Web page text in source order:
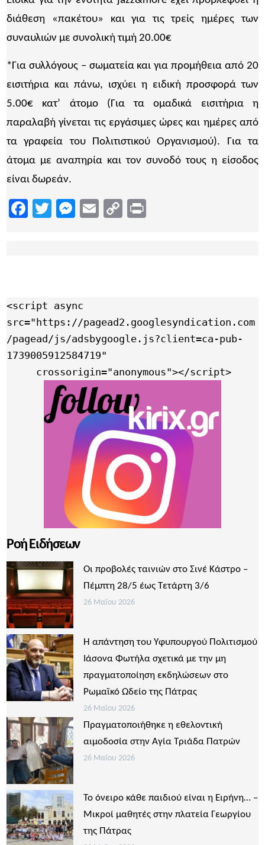
διάθεση «πακέτου» και για τις τρείς ημέρες των
συναυλιών με συνολική τιμή 20.00€
*Για συλλόγους – σωματεία και για προμήθεια από 20
εισιτήρια και πάνω, ισχύει η ειδική προσφορά των
5.00€ κατ’ άτομο (Για τα ομαδικά εισιτήρια η
παραλαβή γίνεται τις εργάσιμες ώρες και ημέρες από
τα γραφεία του Πολιτιστικού Οργανισμού). Για τα
άτομα με αναπηρία και τον συνοδό τους η είσοδος
είναι δωρεάν.
Facebook
TwitterMessenger
EmailCopy
<script async
src="https://pagead2.googlesyndication.com
/pagead/js/adsbygoogle.js?client=ca-pub-
1739005912584719"
     crossorigin="anonymous"></script>
Ροή Ειδήσεων
Οι προβολές ταινιών στο Σινέ Κάστρο –
Πέμπτη 28/5 έως Τετάρτη 3/6
26 Μαΐου 2026
Η απάντηση του Υφυπουργού Πολιτισμού
Ιάσονα Φωτήλα σχετικά με την μη
πραγματοποίηση εκδηλώσεων στο
Ρωμαϊκό Ωδείο της Πάτρας
26 Μαΐου 2026
Πραγματοποιήθηκε η εθελοντική
αιμοδοσία στην Αγία Τριάδα Πατρών
26 Μαΐου 2026
Το όνειρο κάθε παιδιού είναι η Ειρήνη… –
Μικροί μαθητές στην πλατεία Γεωργίου
της Πάτρας